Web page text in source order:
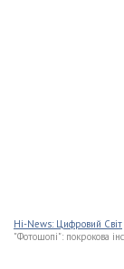
Hi-News: Цифровий Світ
"Фотошопі": покрокова